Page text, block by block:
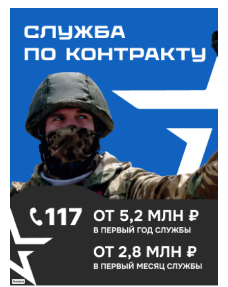
Реклама